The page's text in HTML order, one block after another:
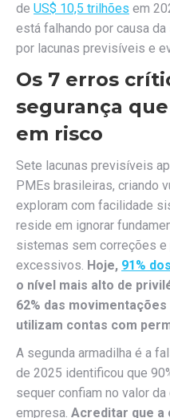
de US$ 10,5 trilhões em
está falhando por causa
por lacunas previsíveis e
Os 7 erros
segurança
em risco
Sete lacunas previsíveis
PMEs brasileiras, criando
exploram com facilidade
reside em ignorar
sistemas sem correções
excessivos. Hoje, 91%
o nível mais alto de
62% das
utilizam contas com
A segunda armadilha é a
de 2025 identificou que
sequer confiam no valor
empresa. Acreditar que a